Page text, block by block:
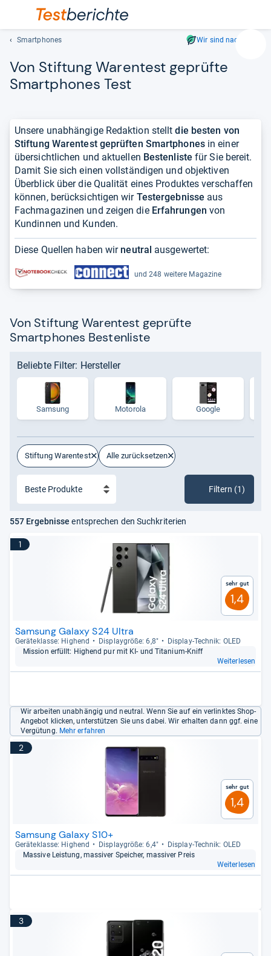
ein.
und
den
Smartphones Wir sind nachhaltig
Von Stif­tung Waren­test geprüfte
Smart­pho­nes Test
Unsere unabhängige Redaktion stelltdie besten von
Stiftung Warentest geprüften Smartphonesin einer
übersichtlichen und aktuellen Bestenliste für Sie bereit.
Damit Sie sich einen vollständigen und objektiven
Überblick über die Qualität eines Produktes verschaffen
können, berücksichtigen wir Testergebnisse aus
Fachmagazinen und zeigen die Erfahrungen von
Kundinnen und Kunden.
Diese Quellen haben wir neutral ausgewertet:
und 248 weitere Magazine
Von Stiftung Warentest geprüfte
Smartphones Bestenliste
Beliebte Filter: Hersteller
Samsung Motorola Google
Stiftung Warentest Alle zurücksetzen
Filtern (1)
557 Ergebnisse entsprechen den Suchkriterien
1
Sehr gut
1,4
Samsung Galaxy S24 Ultra
Gerä­te­klasse: Hig­hend Dis­play­größe: 6,8"
Dis­play-​Tech­nik: OLED
Mission erfüllt: Hig­hend pur mit KI-​ und Tita­nium-​Kniff
Weiterlesen
Wir arbeiten unabhängig und neutral. Wenn Sie auf ein verlinktes Shop-
Angebot klicken, unterstützen Sie uns dabei. Wir erhalten dann ggf. eine
Vergütung. Mehr erfahren
2
Sehr gut
1,4
Samsung Galaxy S10+
Gerä­te­klasse: Hig­hend Dis­play­größe: 6,4"
Dis­play-​Tech­nik: OLED
Mas­sive Leis­tung, mas­si­ver Spei­cher, mas­si­ver Preis
Weiterlesen
3